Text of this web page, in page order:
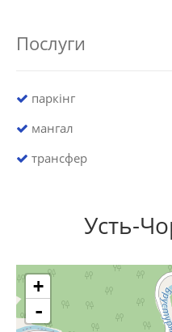
Послуги
паркінг
мангал
трансфер
Усть-
+
-